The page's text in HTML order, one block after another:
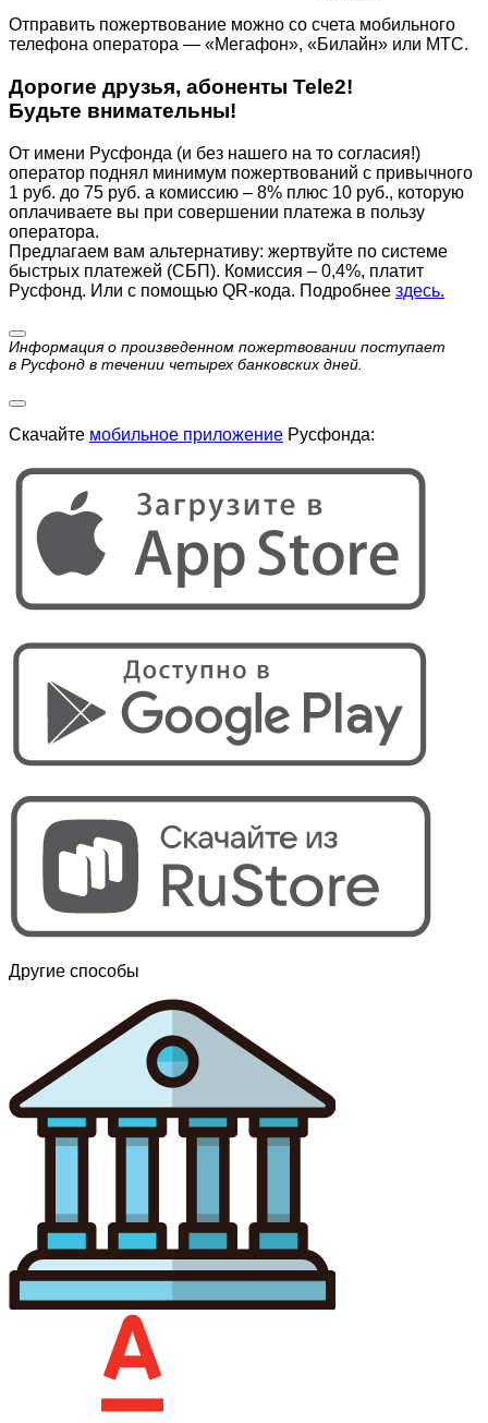
Отправить пожертвование можно со счета мобильного
телефона оператора — «Мегафон», «Билайн» или МТС.
Дорогие друзья, абоненты Tele2!
Будьте внимательны!
От имени Русфонда (и без нашего на то согласия!)
оператор поднял минимум пожертвований с привычного
1 руб. до 75 руб. а комиссию – 8% плюс 10 руб., которую
оплачиваете вы при совершении платежа в пользу
оператора.
Предлагаем вам альтернативу: жертвуйте по cистеме
быстрых платежей (СБП). Комиссия – 0,4%, платит
Русфонд. Или с помощью QR-кода. Подробнее здесь.
Информация о произведенном пожертвовании поступает
в Русфонд в течении четырех банковских дней.
Скачайте мобильное приложение Русфонда:
Другие способы